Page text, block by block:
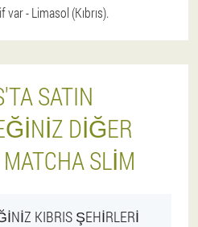
- Limasol (Kıbrıs).
SATIN
DIĞER
SLIM
KIBRIS ŞEHIRLERI